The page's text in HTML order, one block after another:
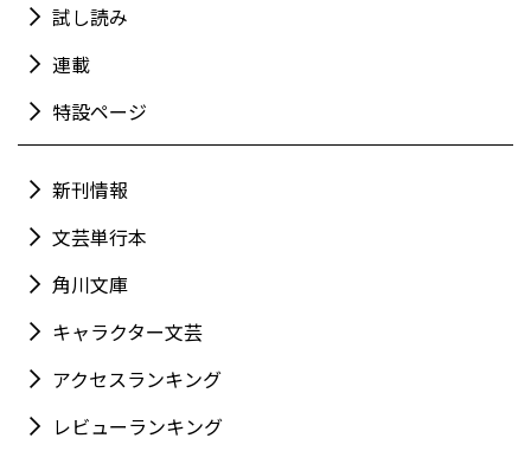
試し読み
連載
特設ページ
新刊情報
文芸単行本
角川文庫
キャラクター文芸
アクセスランキング
レビューランキング